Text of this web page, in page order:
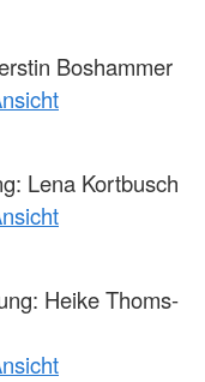
Boshammer
Lena Kortbusch
Heike Thoms-